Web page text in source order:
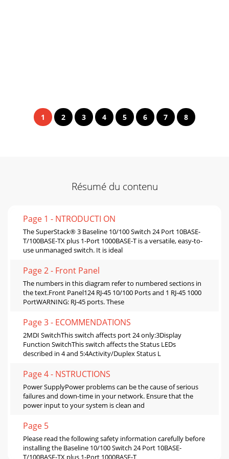
1 2 3 4 5 6 7 8
Résumé du contenu
Page 1 - NTRODUCTI ON
The SuperStack® 3 Baseline 10/100 Switch 24 Port 10BASE-
T/100BASE-TX plus 1-Port 1000BASE-T is a versatile, easy-to-
use unmanaged switch. It is ideal
Page 2 - Front Panel
The numbers in this diagram refer to numbered sections in
the text.Front Panel124 RJ-45 10/100 Ports and 1 RJ-45 1000
PortWARNING: RJ-45 ports. These
Page 3 - ECOMMENDATIONS
2MDI SwitchThis switch affects port 24 only:3Display
Function SwitchThis switch affects the Status LEDs
described in 4 and 5:4Activity/Duplex Status L
Page 4 - NSTRUCTIONS
Power SupplyPower problems can be the cause of serious
failures and down-time in your network. Ensure that the
power input to your system is clean and
Page 5
Please read the following safety information carefully before
installing the Baseline 10/100 Switch 24 Port 10BASE-
T/100BASE-TX plus 1-Port 1000BASE-T